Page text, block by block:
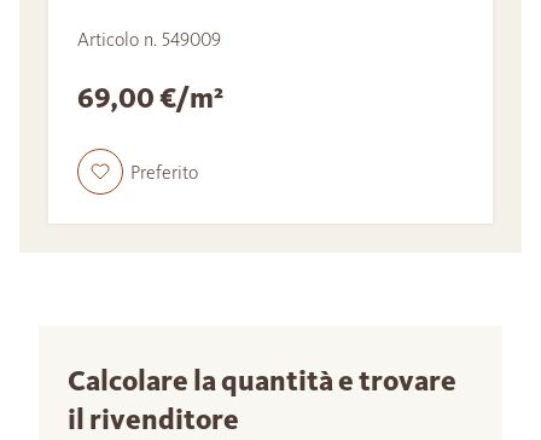
Articolo n. 549009
69,00 €/m²
Preferito
Calcolare la quantità e trovare
il rivenditore